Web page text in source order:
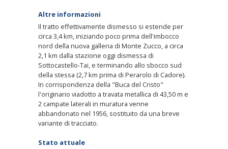
Altre informazioni
Il tratto effettivamente dismesso si estende per
circa 3,4 km, iniziando poco prima dell'imbocco
nord della nuova galleria di Monte Zucco, a circa
2,1 km dalla stazione oggi dismessa di
Sottocastello-Tai, e terminando allo sbocco sud
della stessa (2,7 km prima di Perarolo di Cadore).
In corrispondenza della "Buca del Cristo"
l'originario viadotto a travata metallica di 43,50 m e
2 campate laterali in muratura venne
abbandonato nel 1956, sostituito da una breve
variante di tracciato.
Stato attuale